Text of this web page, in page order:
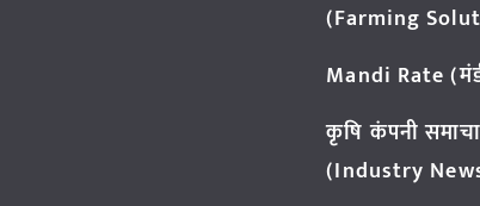
(Farming
Mandi Rate
कृषि कंपनी
(Industry